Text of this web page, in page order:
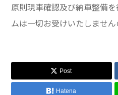
原則現車確認及び納車整備
ムは一切お受けいたしません
Post
Hatena